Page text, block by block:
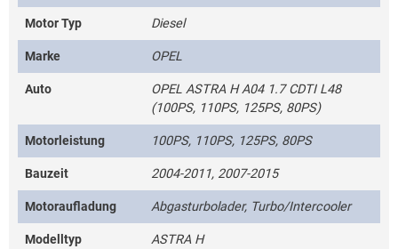
Motor Typ Diesel
Marke OPEL
Auto
OPEL ASTRA H A04 1.7 CDTI L48
(100PS, 110PS, 125PS, 80PS)
Motorleistung 100PS, 110PS, 125PS, 80PS
Bauzeit 2004-2011, 2007-2015
Motoraufladung Abgasturbolader, Turbo/Intercooler
Modelltyp ASTRA H